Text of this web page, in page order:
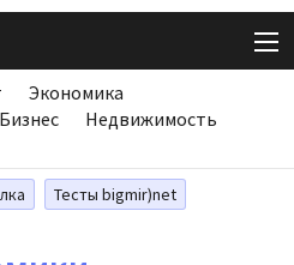
Экономика
Бизнес
Недвижимость
Тесты bigmir)net